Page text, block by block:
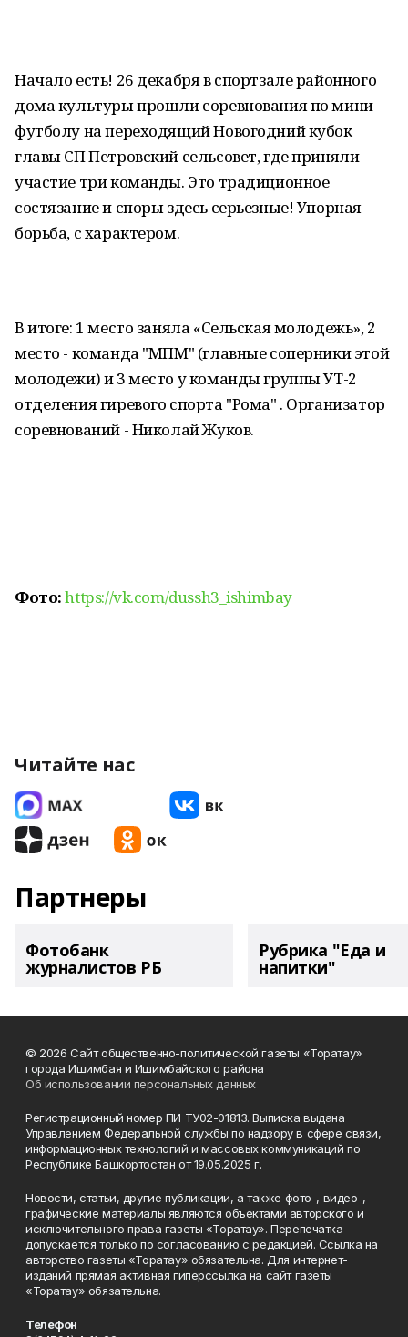
Начало есть! 26 декабря в спортзале районного
дома культуры прошли соревнования по мини-
футболу на переходящий Новогодний кубок
главы СП Петровский сельсовет, где приняли
участие три команды. Это традиционное
состязание и споры здесь серьезные! Упорная
борьба, с характером.
В итоге: 1 место заняла «Сельская молодежь», 2
место - команда "МПМ" (главные соперники этой
молодежи) и 3 место у команды группы УТ-2
отделения гиревого спорта "Рома" . Организатор
соревнований - Николай Жуков.
Фото:https://vk.com/dussh3_ishimbay
Читайте нас
Партнеры
Фотобанк
журналистов РБ
Рубрика "Еда и
напитки"
© 2026 Сайт общественно-политической газеты «Торатау»
города Ишимбая и Ишимбайского района
Об использовании персональных данных
Регистрационный номер ПИ ТУ02-01813. Выписка выдана
Управлением Федеральной службы по надзору в сфере связи,
информационных технологий и массовых коммуникаций по
Республике Башкортостан от 19.05.2025 г.
Новости, статьи, другие публикации, а также фото-, видео-,
графические материалы являются объектами авторского и
исключительного права газеты «Торатау». Перепечатка
допускается только по согласованию с редакцией. Ссылка на
авторство газеты «Торатау» обязательна. Для интернет-
изданий прямая активная гиперссылка на сайт газеты
«Торатау» обязательна.
Телефон